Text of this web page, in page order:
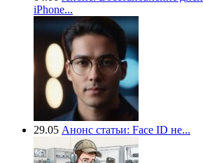
iPhone...
29.05 Анонс статьи: Face ID не...